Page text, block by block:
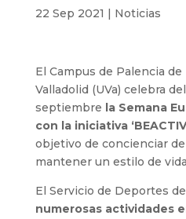
22 Sep 2021 | Noticias
El Campus de Palencia
Valladolid (UVa) celebra
septiembre la Semana
con la iniciativa
objetivo de concienciar
mantener un estilo de
El Servicio de Deportes
numerosas actividades